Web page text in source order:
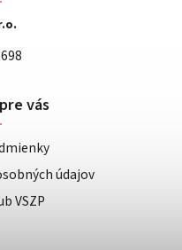
vás
údajov
VSZP